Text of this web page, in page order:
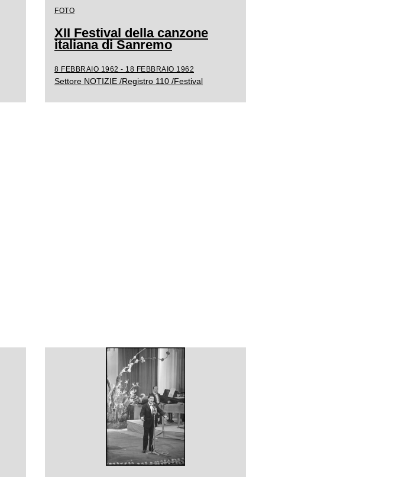
FOTO
XII Festival della canzone
italiana di Sanremo
8 FEBBRAIO 1962 - 18 FEBBRAIO 1962
Settore NOTIZIE /Registro 110 /Festival